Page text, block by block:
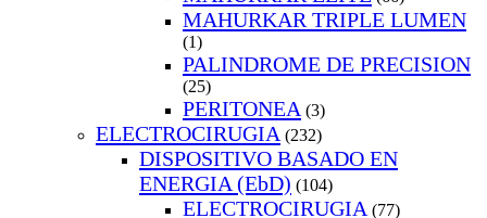
MAHURKAR TRIPLE LUMEN
(1)
PALINDROME DE PRECISION
(25)
PERITONEA (3)
ELECTROCIRUGIA (232)
DISPOSITIVO BASADO EN
ENERGIA (EbD) (104)
ELECTROCIRUGIA (77)